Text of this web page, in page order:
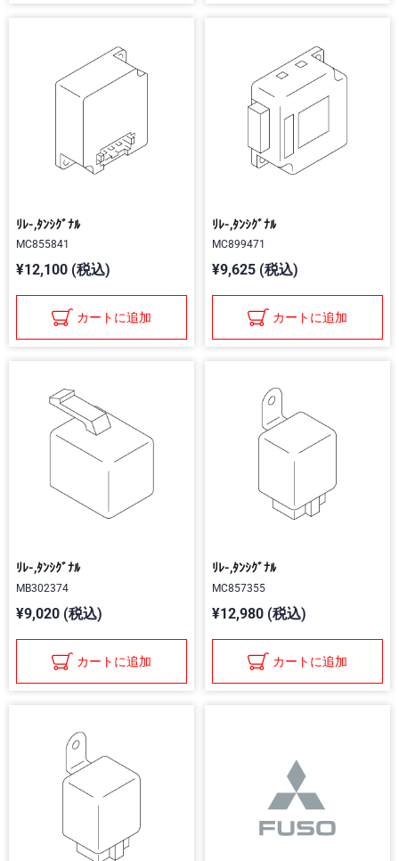
ﾘﾚ-,ﾀﾝｼｸﾞﾅﾙ
MC855841
¥12,100 (税込)
カートに追加
ﾘﾚ-,ﾀﾝｼｸﾞﾅﾙ
MC899471
¥9,625 (税込)
カートに追加
ﾘﾚ-,ﾀﾝｼｸﾞﾅﾙ
MB302374
¥9,020 (税込)
カートに追加
ﾘﾚ-,ﾀﾝｼｸﾞﾅﾙ
MC857355
¥12,980 (税込)
カートに追加